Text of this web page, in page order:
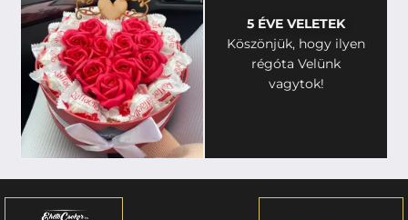
5 ÉVE VELETEK
Köszönjük, hogy ilyen
régóta Velünk
vagytok!